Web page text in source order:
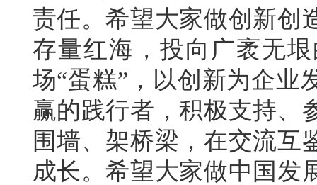
责任。希望大家做创新创
存量红海，投向广袤无
场“蛋糕”，以创新为企业
赢的践行者，积极支持、
围墙、架桥梁，在交流互
成长。希望大家做中国发